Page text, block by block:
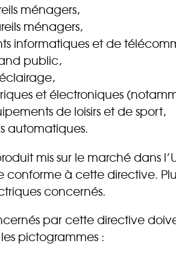
ménagers,
ménagers,
informatiques et de
public,
et électroniques
de loisirs et de sport,
automatiques.
mis sur le marché dans
conforme à cette directive.
concernés.
par cette directive
pictogrammes :